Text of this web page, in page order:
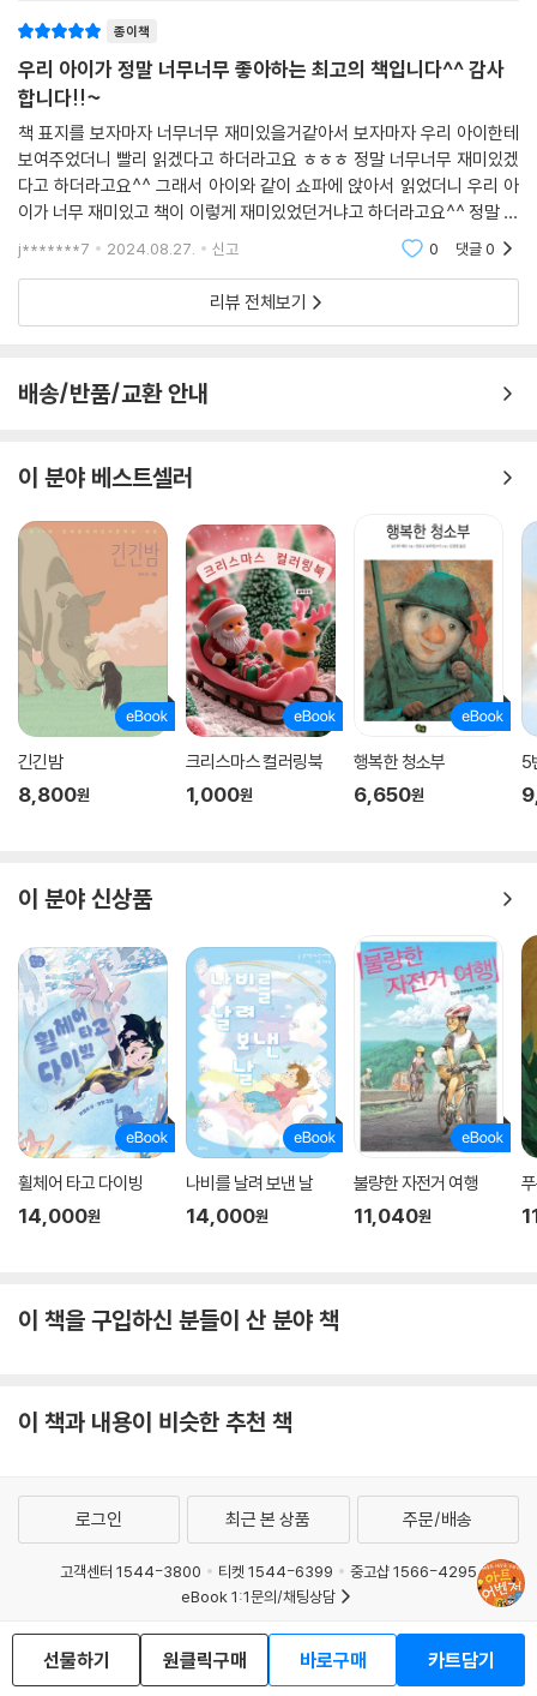
징이 고스란히 드러나는 책입니다. 뱅크시의 풍자적인 작품 활동을 본따
아트 어벤저를 만들고, 피카소가 인물의 이목구비를 조합하는 방식과 앤디
워홀이 유명인의 그림을 복사하는 방식을 섞어 아트 어벤저의 작품으로 재
창조하는 등 이야기 속에 예술 작품을 자연스럽게 녹여 내지요. 평소 예술
을 어렵게만 느꼈던 어린이들이라면 이 책을 통해 예술이 생각보다 재미있
고 어렵지 않게 즐길 수 있는 것이라는 사실을 깨닫게 될 것입니다.
〈학습 목표〉
국어 5 -1 10. 주인공이 되어
미술 6학년 1. 생각이 빛나는 미술시간
종이책
우리 아이가 정말 너무너무 좋아하는 최고의 책입니다^^ 감사
합니다!!~
책 표지를 보자마자 너무너무 재미있을거같아서 보자마자 우리 아이한테
보여주었더니 빨리 읽겠다고 하더라고요 ㅎㅎㅎ 정말 너무너무 재미있겠
다고 하더라고요^^ 그래서 아이와 같이 쇼파에 앉아서 읽었더니 우리 아
이가 너무 재미있고 책이 이렇게 재미있었던거냐고 하더라고요^^ 정말 하
나도 어렵지 않고 즐겁고 유쾌하게 잘 읽을 수 있는 책이랍니다^^ 우리 아
이는 책 읽기를 너무너
j*******7 2024.08.27. 신고 0 댓글0
리뷰 전체보기
배송/반품/교환 안내
이 분야 베스트셀러
긴긴밤
8,800원
크리스마스 컬러링북
1,000원
행복한 청소부
6,650원
5
이 분야 신상품
휠체어 타고 다이빙
14,000원
나비를 날려 보낸 날
14,000원
불량한 자전거 여행
11,040원
이 책을 구입하신 분들이 산 분야 책
이 책과 내용이 비슷한 추천 책
선물하기 원클릭구매 바로구매 카트담기
로그인 최근 본 상품 주문/배송
고객센터 1544-3800 티켓 1544-6399
중고샵 1566-4295
eBook 1:1문의/채팅상담
예스이십사(주) 사업자 정보
이용약관
개인정보처리방침
청소년보호정책